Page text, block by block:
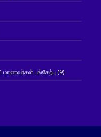
மாணவர்கள் பங்கேற்பு(9)